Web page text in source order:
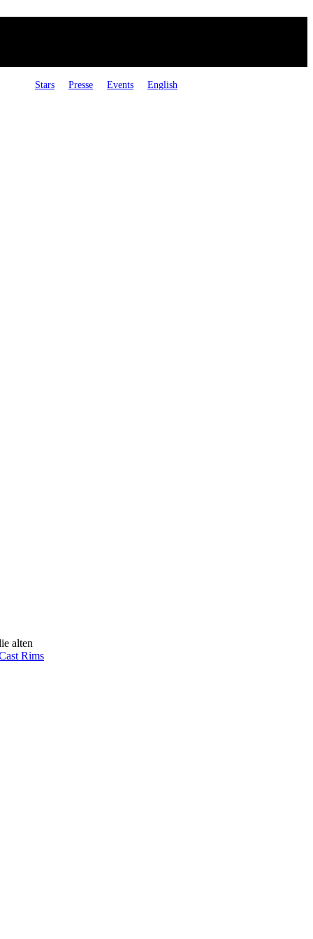
Stars Presse Events English
alten
Rims